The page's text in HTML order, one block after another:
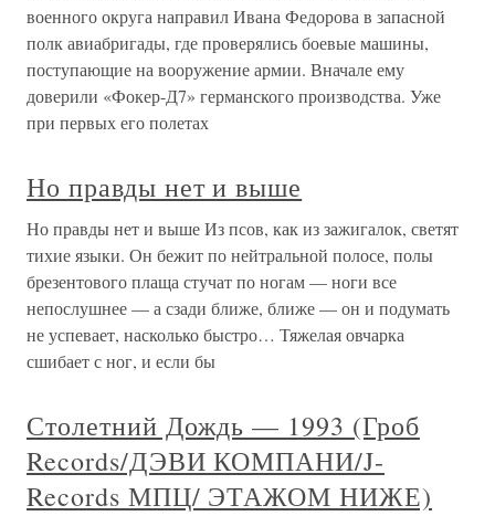
военного округа направил Ивана Федорова в запасной
полк авиабригады, где проверялись боевые машины,
поступающие на вооружение армии. Вначале ему
доверили «Фокер-Д7» германского производства. Уже
при первых его полетах
Но правды нет и выше
Но правды нет и выше Из псов, как из зажигалок, светят
тихие языки. Он бежит по нейтральной полосе, полы
брезентового плаща стучат по ногам — ноги все
непослушнее — а сзади ближе, ближе — он и подумать
не успевает, насколько быстро… Тяжелая овчарка
сшибает с ног, и если бы
Столетний Дождь — 1993 (Гроб
Records/ДЭВИ КОМПАНИ/J-
Records МПЦ/ ЭТАЖОМ НИЖЕ)